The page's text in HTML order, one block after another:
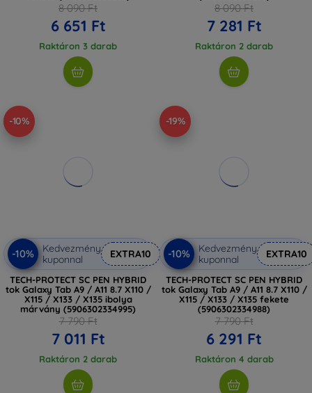
8 090 Ft
6 651 Ft
Raktáron 3 darab
8 090 Ft
7 281 Ft
Raktáron 2 darab
-10%
-10%
Kedvezmény
kuponnal
EXTRA10
TECH-PROTECT SC PEN HYBRID
tok Galaxy Tab A9 / A11 8.7 X110 /
X115 / X133 / X135 ibolya
márvány (5906302334995)
7 790 Ft
7 011 Ft
Raktáron 2 darab
-19%
-10%
Kedvezmény
kuponnal
EXTRA10
TECH-PROTECT SC PEN HYBRID
tok Galaxy Tab A9 / A11 8.7 X110 /
X115 / X133 / X135 fekete
(5906302334988)
7 790 Ft
6 291 Ft
Raktáron 4 darab